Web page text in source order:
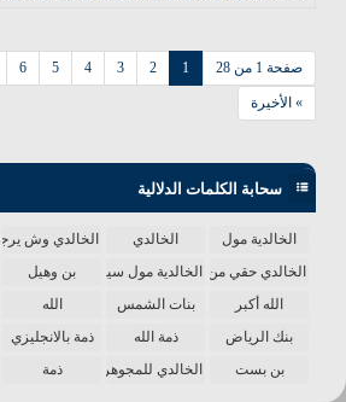
صفحة 1 من 28 1
2
3
4
5
6
» الأخيرة
سحابة الكلمات الدلالية
الخالدية مول الخالدي الخالدي وش يرجع
الخالدي حقي من الدنياالخالدية مول سينما بن وهيل
الله أكبر
بنات الشمس الله
بنك الرياض
ذمة الله ذمة بالانجليزي
بن بست
الخالدي للمجوهرات ذمة